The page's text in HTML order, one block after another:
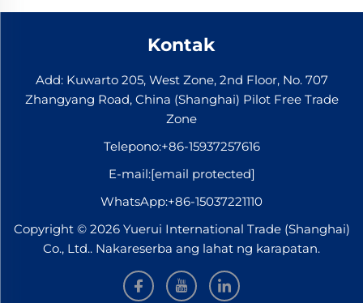
Kontak
Add: Kuwarto 205, West Zone, 2nd Floor, No. 707
Zhangyang Road, China (Shanghai) Pilot Free Trade
Zone
Telepono:+86-15937257616
E-mail:[email protected]
WhatsApp:+86-15037221110
Copyright © 2026 Yuerui International Trade (Shanghai)
Co., Ltd.. Nakareserba ang lahat ng karapatan.